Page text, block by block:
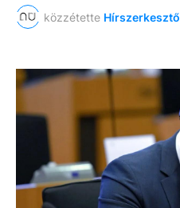
közzétette Hírszerkesztő